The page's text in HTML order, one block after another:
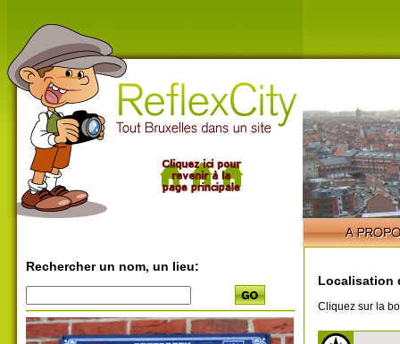
Rechercher un nom, un lieu:
Localisation
Cliquez sur la